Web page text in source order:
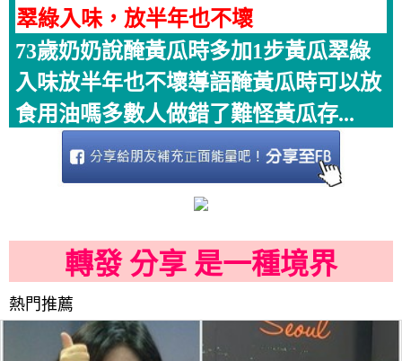
翠綠入味，放半年也不壞
73歲奶奶說醃黃瓜時多加1步黃瓜翠綠
入味放半年也不壞導語醃黃瓜時可以放
食用油嗎多數人做錯了難怪黃瓜存...
轉發 分享 是一種境界
熱門推薦